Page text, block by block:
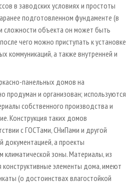
в заводских условиях и простоты
подготовленном фундаменте (в
сложности объекта он может быть
чего можно приступать к установке
коммуникаций, а также внутренней и
панельных домов на
продуман и организован; используются
собственного производства и
Конструкция таких домов
с ГОСТами, СНиПами и другой
документацией, а проекты
климатической зоны. Материалы, из
элементы дома, имеют
(о достоинствах влагостойкой